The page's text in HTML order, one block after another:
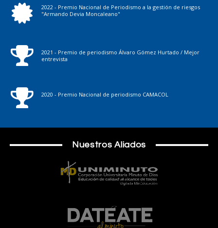
2022 - Premio Nacional de Periodismo a la gestión de riesgos
"Armando Devia Moncaleano"
2021 - Premio de periodismo Álvaro Gómez Hurtado / Mejor
entrevista
2020 - Premio Nacional de periodismo CAMACOL
Nuestros Aliados